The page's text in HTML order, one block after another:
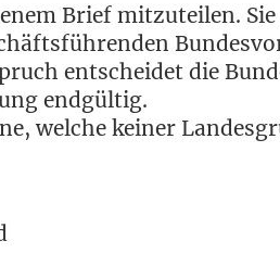
Brief mit­zu­tei­len.
ent­schei­det die
endgültig.
wel­che kei­ner